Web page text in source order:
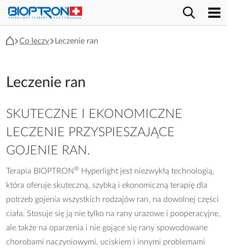
Co leczy Leczenie ran
Leczenie ran
SKUTECZNE I EKONOMICZNE
LECZENIE PRZYSPIESZAJĄCE
GOJENIE RAN.
Terapia BIOPTRON® Hyperlight jest niezwykłą technologią,
która oferuje skuteczną, szybką i ekonomiczną terapię dla
potrzeb gojenia wszystkich rodzajów ran, na dowolnej części
ciała. Stosuje się ją nie tylko na rany urazowe i pooperacyjne,
ale także na oparzenia i nie gojące się rany spowodowane
chorobami naczyniowymi, uciskiem i innymi problemami